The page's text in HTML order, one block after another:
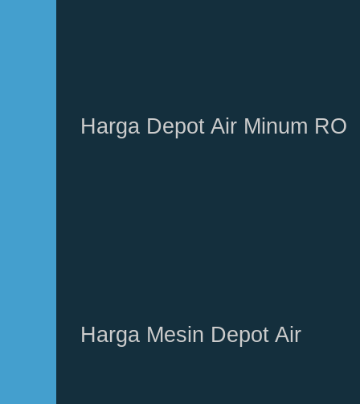
Harga Depot Air Minum RO
Harga Mesin Depot Air